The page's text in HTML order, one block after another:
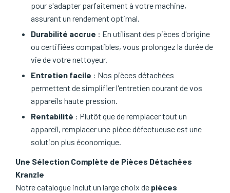
pour s'adapter parfaitement à votre machine,
assurant un rendement optimal.
Durabilité accrue : En utilisant des pièces d'origine
ou certifiées compatibles, vous prolongez la durée de
vie de votre nettoyeur.
Entretien facile : Nos pièces détachées
permettent de simplifier l'entretien courant de vos
appareils haute pression.
Rentabilité : Plutôt que de remplacer tout un
appareil, remplacer une pièce défectueuse est une
solution plus économique.
Une Sélection Complète de Pièces Détachées
Kranzle
Notre catalogue inclut un large choix de pièces